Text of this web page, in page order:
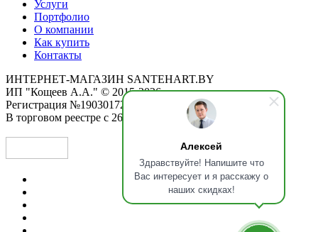
Алексей
Здравствуйте! Напишите что
Вас интересует и я расскажу о
наших скидках!
Услуги
Портфолио
О компании
Как купить
Контакты
ИНТЕРНЕТ-МАГАЗИН SANTEHART.BY
ИП "Кощеев А.А." © 2015-2026
Регистрация №190301725 от 12.02.2015
В торговом реестре с 26.11.2019